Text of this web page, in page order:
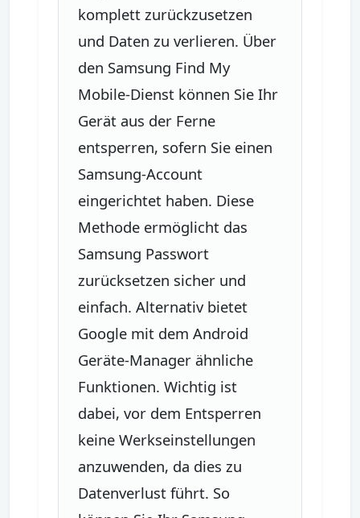
komplett zurückzusetzen
und Daten zu verlieren. Über
den Samsung Find My
Mobile-Dienst können Sie Ihr
Gerät aus der Ferne
entsperren, sofern Sie einen
Samsung-Account
eingerichtet haben. Diese
Methode ermöglicht das
Samsung Passwort
zurücksetzen sicher und
einfach. Alternativ bietet
Google mit dem Android
Geräte-Manager ähnliche
Funktionen. Wichtig ist
dabei, vor dem Entsperren
keine Werkseinstellungen
anzuwenden, da dies zu
Datenverlust führt. So